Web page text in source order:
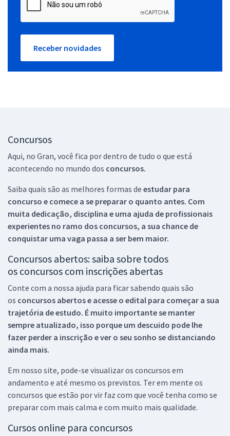
Receber novidades
Concursos
Aqui, no Gran, você fica por dentro de tudo o que está
acontecendo no mundo dos concursos.
Saiba quais são as melhores formas de estudar para
concurso e comece a se preparar o quanto antes. Com
muita dedicação, disciplina e uma ajuda de profissionais
experientes no ramo dos concursos, a sua chance de
conquistar uma vaga passa a ser bem maior.
Concursos abertos: saiba sobre todos
os concursos com inscrições abertas
Conte com a nossa ajuda para ficar sabendo quais são
os concursos abertos e acesse o edital para começar a sua
trajetória de estudo. É muito importante se manter
sempre atualizado, isso porque um descuido pode lhe
fazer perder a inscrição e ver o seu sonho se distanciando
ainda mais.
Em nosso site, pode-se visualizar os concursos em
andamento e até mesmo os previstos. Ter em mente os
concursos que estão por vir faz com que você tenha como se
preparar com mais calma e com muito mais qualidade.
Cursos online para concursos